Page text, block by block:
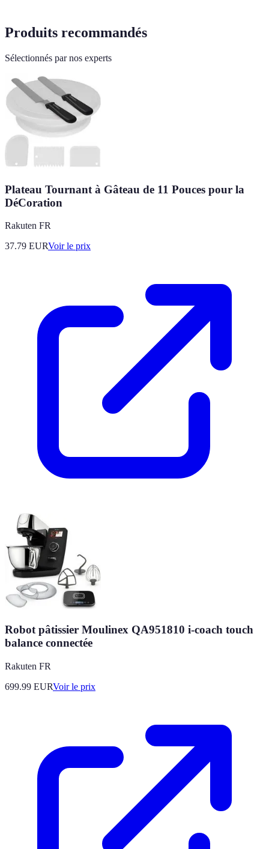
Produits recommandés
Sélectionnés par nos experts
Plateau Tournant à Gâteau de 11 Pouces pour la
DéCoration
Rakuten FR
37.79 EURVoir le prix
Robot pâtissier Moulinex QA951810 i-coach touch
balance connectée
Rakuten FR
699.99 EURVoir le prix